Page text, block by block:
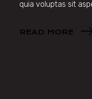
quia voluptas sit
READ MORE